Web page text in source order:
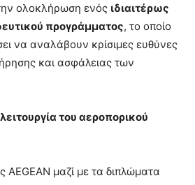
ολοκλήρωση ενός ιδιαιτέρως
προγράμματος, το οποίο
να αναλάβουν κρίσιμες ευθύνες
και ασφάλειας των
του αεροπορικού
AEGEAN μαζί με τα διπλώματα